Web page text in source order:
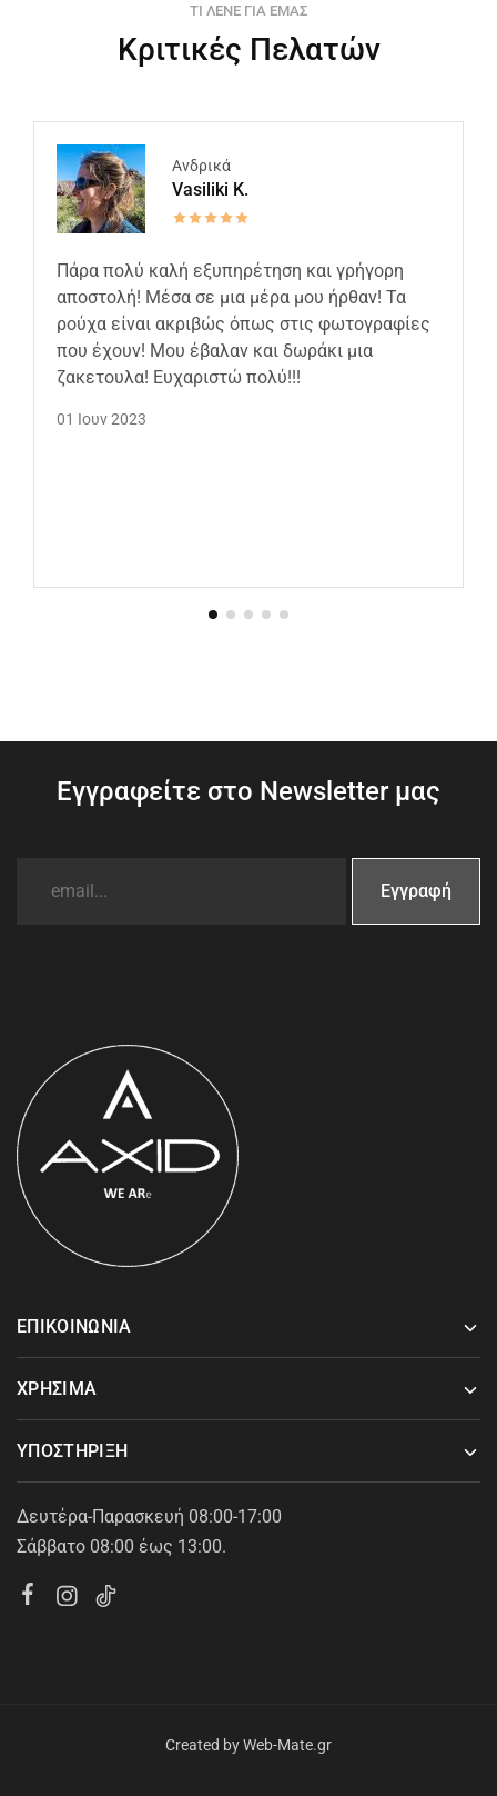
ΤΙ ΛΕΝΕ ΓΙΑ ΕΜΑΣ
Κριτικές Πελατών
Ανδρικά
Vasiliki K.
Πάρα πολύ καλή εξυπηρέτηση και γρήγορη
αποστολή! Μέσα σε μια μέρα μου ήρθαν! Τα
ρούχα είναι ακριβώς όπως στις φωτογραφίες
που έχουν! Μου έβαλαν και δωράκι μια
ζακετουλα! Ευχαριστώ πολύ!!!
01 Ιουν 2023
Εγγραφείτε στο Newsletter μας
ΕΠΙΚΟΙΝΩΝΙΑ
ΧΡΗΣΙΜΑ
ΥΠΟΣΤΗΡΙΞΗ
Δευτέρα-Παρασκευή 08:00-17:00
Σάββατο 08:00 έως 13:00.
Created byWeb-Mate.gr